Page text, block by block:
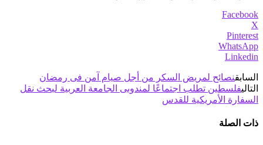
Facebook
X
Pinterest
WhatsApp
Linkedin
السابقنصائح لمريض السكر من أجل صيام آمن فى رمضان
التاليفلسطين تطلب اجتماعًا لمندوبى الجامعة العربية لبحث نقل
السفارة الأمريكية للقدس
ذات الصلة